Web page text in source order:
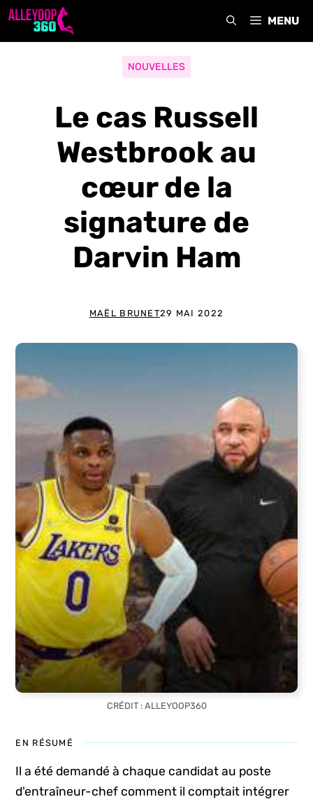
Aller
MENU
NOUVELLES
Le cas Russell
Westbrook au
cœur de la
signature de
Darvin Ham
MAËL BRUNET29 MAI 2022
CRÉDIT : ALLEYOOP360
EN RÉSUMÉ
Il a été demandé à chaque candidat au poste
d'entraîneur-chef comment il comptait intégrer